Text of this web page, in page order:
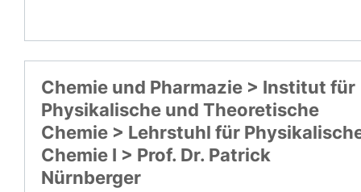
Chemie und Pharmazie > Institut für
Physikalische und Theoretische
Chemie > Lehrstuhl für
Chemie I > Prof. Dr. Patrick
Nürnberger